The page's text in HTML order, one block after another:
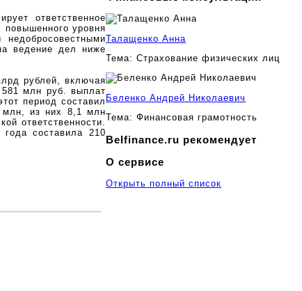
ответственное
уровня
ведение дел ниже
рублей, включая
млн руб. выплат
период составил
млн, из них 8,1 млн
ответственности.
составила 210
Талащенко Анна
Тема: Страхование физических лиц
Беленко Андрей Николаевич
Тема: Финансовая грамотность
Belfinance.ru рекомендует
О сервисе
Открыть полный список